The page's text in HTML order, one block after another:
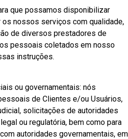
que possamos disponibilizar
nossos serviços com qualidade,
de diversos prestadores de
pessoais coletados em nosso
instruções.
ou governamentais: nós
de Clientes e/ou Usuários,
solicitações de autoridades
ou regulatória, bem como para
autoridades governamentais, em